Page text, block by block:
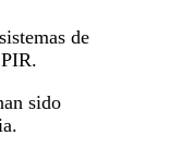
de
sido